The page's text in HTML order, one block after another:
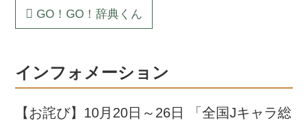
GO！GO！辞典くん
インフォメーション
【お詫び】10月20日～26日 「全国Jキャラ総